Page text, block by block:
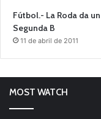
Fútbol.- La Roda da
Segunda B
11 de abril de 2011
MOST WATCH